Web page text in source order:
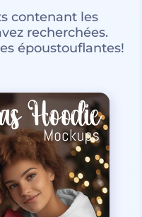
contenant les
recherchées.
époustouflantes!